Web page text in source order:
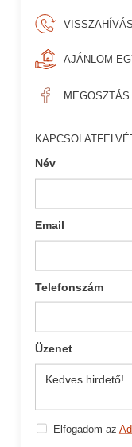
AJÁNLOM
MEGOSZTÁS
Név
Email
Telefonszám
Üzenet
Elfogadom az